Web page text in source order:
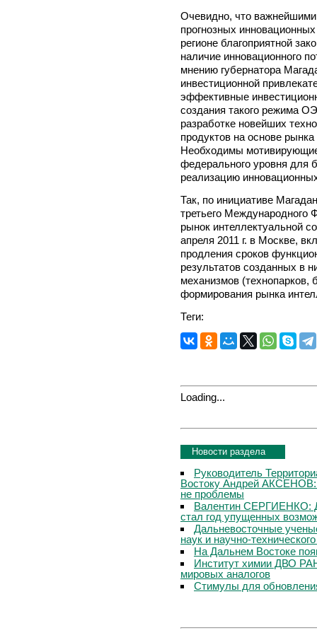
Очевидно, что
прогнозных
регионе благоприятной
наличие инновационного
мнению губернатора
инвестиционной
эффективные
создания такого режима
разработке новейших
продуктов на основе
Необходимы
федерального уровня для
реализацию
Так, по инициативе
третьего Международного
рынок интеллектуальной
апреля 2011 г. в Москве,
продления сроков
результатов созданных в
механизмов (технопарков,
формирования рынка
Теги:
Loading...
Новости раздела
Руководитель
Востоку Андрей АКСЕНОВ:
не проблемы
Валентин СЕРГИЕНКО:
стал год упущенных
Дальневосточные
наук и научно-
На Дальнем Востоке
Институт химии ДВО
мировых аналогов
Стимулы для